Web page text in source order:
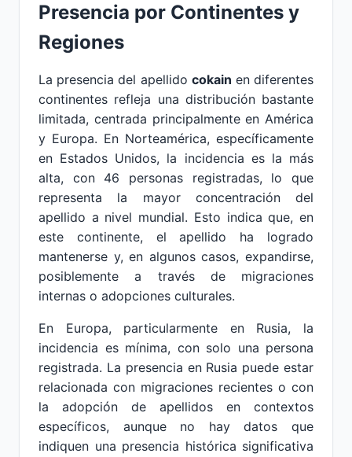
Presencia por Continentes y
Regiones
La presencia del apellido cokain en diferentes
continentes refleja una distribución bastante
limitada, centrada principalmente en América
y Europa. En Norteamérica, específicamente
en Estados Unidos, la incidencia es la más
alta, con 46 personas registradas, lo que
representa la mayor concentración del
apellido a nivel mundial. Esto indica que, en
este continente, el apellido ha logrado
mantenerse y, en algunos casos, expandirse,
posiblemente a través de migraciones
internas o adopciones culturales.
En Europa, particularmente en Rusia, la
incidencia es mínima, con solo una persona
registrada. La presencia en Rusia puede estar
relacionada con migraciones recientes o con
la adopción de apellidos en contextos
específicos, aunque no hay datos que
indiquen una presencia histórica significativa